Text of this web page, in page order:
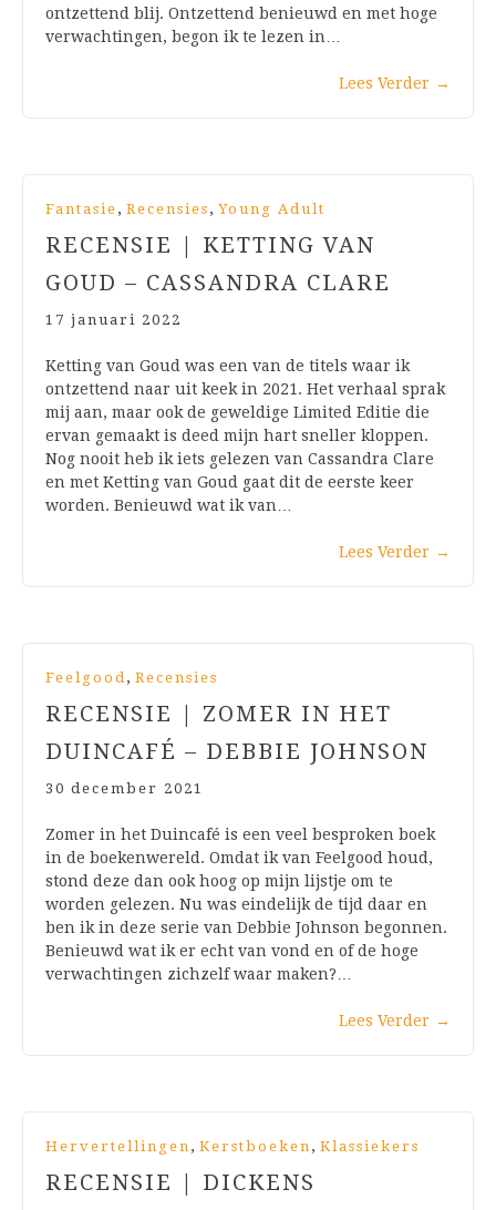
ontzettend blij. Ontzettend benieuwd en met hoge
verwachtingen, begon ik te lezen in…
Lees Verder →
Fantasie , Recensies , Young Adult
RECENSIE | KETTING VAN
GOUD – CASSANDRA CLARE
17 januari 2022
Ketting van Goud was een van de titels waar ik
ontzettend naar uit keek in 2021. Het verhaal sprak
mij aan, maar ook de geweldige Limited Editie die
ervan gemaakt is deed mijn hart sneller kloppen.
Nog nooit heb ik iets gelezen van Cassandra Clare
en met Ketting van Goud gaat dit de eerste keer
worden. Benieuwd wat ik van…
Lees Verder →
Feelgood, Recensies
RECENSIE | ZOMER IN HET
DUINCAFÉ – DEBBIE JOHNSON
30 december 2021
Zomer in het Duincafé is een veel besproken boek
in de boekenwereld. Omdat ik van Feelgood houd,
stond deze dan ook hoog op mijn lijstje om te
worden gelezen. Nu was eindelijk de tijd daar en
ben ik in deze serie van Debbie Johnson begonnen.
Benieuwd wat ik er echt van vond en of de hoge
verwachtingen zichzelf waar maken?…
Lees Verder →
Hervertellingen , Kerstboeken , Klassiekers
RECENSIE | DICKENS